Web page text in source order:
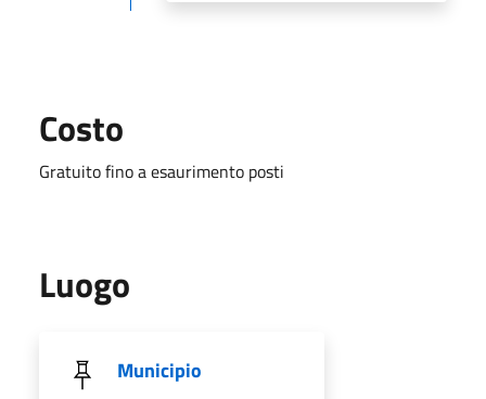
Costo
Gratuito fino a esaurimento posti
Luogo
Municipio